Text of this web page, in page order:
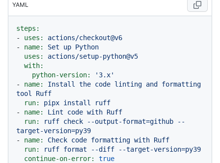
YAML
steps:
-
uses:
actions/checkout@v6
-
name: Set up Python
uses:
actions/setup-python@v5
with:
python-version:
'3.x'
-
name: Install the code linting and
formatting
tool
Ruff
run:
pipx install
ruff
-
name: Lint code with Ruff
run:
ruff check --output-format=github
--
target-version=py39
-
name: Check code formatting with Ruff
run:
ruff format --diff
--target-version=py39
continue-on-error:
true